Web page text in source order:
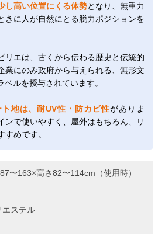
し高い位置にくる体勢となり、無重力
きに人が自然にとる脱力ポジションを
リエは、古くから伝わる歴史と伝統的
業にのみ政府から与えられる、無形文
ルを授与されています。
地は、耐UV性・防カビ性がありま
ンで使いやすく、屋外はもちろん、リ
すめです。
〜163×高さ82〜114cm（使用時）
エステル